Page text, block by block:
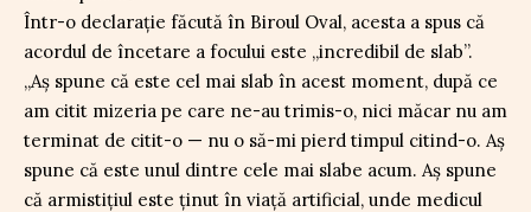
Într-o declarație făcută în Biroul Oval, acesta a spus că
acordul de încetare a focului este „incredibil de slab”.
„Aș spune că este cel mai slab în acest moment, după ce
am citit mizeria pe care ne-au trimis-o, nici măcar nu am
terminat de citit-o — nu o să-mi pierd timpul citind-o. Aș
spune că este unul dintre cele mai slabe acum. Aș spune
că armistițiul este ținut în viață artificial, unde medicul